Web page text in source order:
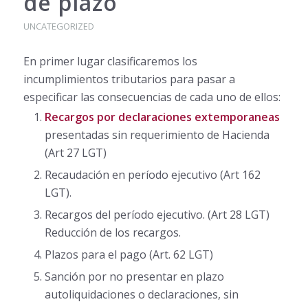
UNCATEGORIZED
En primer lugar clasificaremos los
incumplimientos tributarios para pasar a
especificar las consecuencias de cada uno de ellos:
Recargos por declaraciones extemporaneas
presentadas sin requerimiento de Hacienda
(Art 27 LGT)
Recaudación en período ejecutivo (Art 162
LGT).
Recargos del período ejecutivo. (Art 28 LGT)
Reducción de los recargos.
Plazos para el pago (Art. 62 LGT)
Sanción por no presentar en plazo
autoliquidaciones o declaraciones, sin